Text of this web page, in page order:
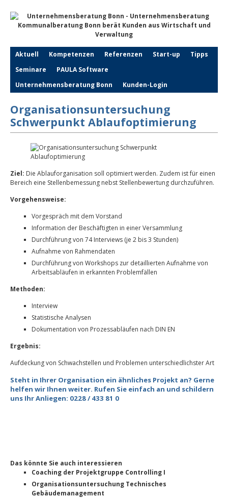
Aktuell Kompetenzen Referenzen Start-up
Tipps
Seminare
PAULA Software
Unternehmensberatung Bonn
Kunden-Login
Organisationsuntersuchung
Schwerpunkt Ablaufoptimierung
Ziel: Die Ablauforganisation soll optimiert werden. Zudem ist für einen
Bereich eine Stellenbemessung nebst Stellenbewertung durchzuführen.
Vorgehensweise:
Vorgespräch mit dem Vorstand
Information der Beschäftigten in einer Versammlung
Durchführung von 74 Interviews (je 2 bis 3 Stunden)
Aufnahme von Rahmendaten
Durchführung von Workshops zur detaillierten Aufnahme von
Arbeitsabläufen in erkannten Problemfällen
Methoden:
Interview
Statistische Analysen
Dokumentation von Prozessabläufen nach DIN EN
Ergebnis:
Aufdeckung von Schwachstellen und Problemen unterschiedlichster Art
Steht in Ihrer Organisation ein ähnliches Projekt an? Gerne
helfen wir Ihnen weiter. Rufen Sie einfach an und schildern
uns Ihr Anliegen: 0228 / 433 81 0
Das könnte Sie auch interessieren
Coaching der Projektgruppe Controlling I
Organisationsuntersuchung Technisches
Gebäudemanagement